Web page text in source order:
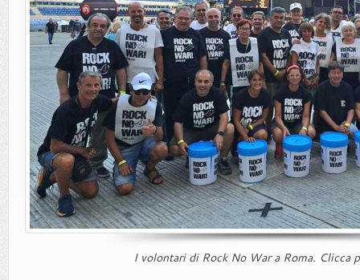
I volontari di Rock No War a Roma. Clicca